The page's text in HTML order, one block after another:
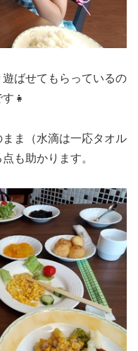
ばせてもらっているの
👧
ま（水滴は一応タオル
も助かります。